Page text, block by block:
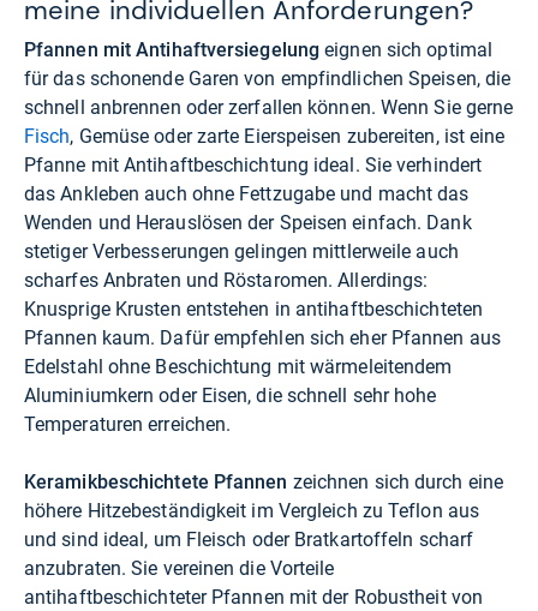
meine individuellen Anforderungen?
Pfannen mit Antihaftversiegelung eignen sich optimal
für das schonende Garen von empfindlichen Speisen, die
schnell anbrennen oder zerfallen können. Wenn Sie gerne
Fisch, Gemüse oder zarte Eierspeisen zubereiten, ist eine
Pfanne mit Antihaftbeschichtung ideal. Sie verhindert
das Ankleben auch ohne Fettzugabe und macht das
Wenden und Herauslösen der Speisen einfach. Dank
stetiger Verbesserungen gelingen mittlerweile auch
scharfes Anbraten und Röstaromen. Allerdings:
Knusprige Krusten entstehen in antihaftbeschichteten
Pfannen kaum. Dafür empfehlen sich eher Pfannen aus
Edelstahl ohne Beschichtung mit wärmeleitendem
Aluminiumkern oder Eisen, die schnell sehr hohe
Temperaturen erreichen.
Keramikbeschichtete Pfannen zeichnen sich durch eine
höhere Hitzebeständigkeit im Vergleich zu Teflon aus
und sind ideal, um Fleisch oder Bratkartoffeln scharf
anzubraten. Sie vereinen die Vorteile
antihaftbeschichteter Pfannen mit der Robustheit von